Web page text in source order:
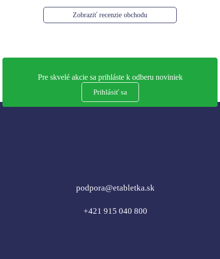
Zobraziť recenzie obchodu
Pre skvelé akcie sa prihláste k odberu noviniek
Prihlásiť sa
podpora@etabletka.sk
+421 915 040 800